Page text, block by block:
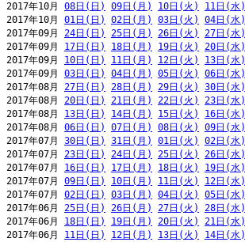
2017年10月 08日(日) 09日(月) 10日(火) 11日(水)
2017年10月 01日(日) 02日(月) 03日(火) 04日(水)
2017年09月 24日(日) 25日(月) 26日(火) 27日(水)
2017年09月 17日(日) 18日(月) 19日(火) 20日(水)
2017年09月 10日(日) 11日(月) 12日(火) 13日(水)
2017年09月 03日(日) 04日(月) 05日(火) 06日(水)
2017年08月 27日(日) 28日(月) 29日(火) 30日(水)
2017年08月 20日(日) 21日(月) 22日(火) 23日(水)
2017年08月 13日(日) 14日(月) 15日(火) 16日(水)
2017年08月 06日(日) 07日(月) 08日(火) 09日(水)
2017年07月 30日(日) 31日(月) 01日(火) 02日(水)
2017年07月 23日(日) 24日(月) 25日(火) 26日(水)
2017年07月 16日(日) 17日(月) 18日(火) 19日(水)
2017年07月 09日(日) 10日(月) 11日(火) 12日(水)
2017年07月 02日(日) 03日(月) 04日(火) 05日(水)
2017年06月 25日(日) 26日(月) 27日(火) 28日(水)
2017年06月 18日(日) 19日(月) 20日(火) 21日(水)
2017年06月 11日(日) 12日(月) 13日(火) 14日(水)